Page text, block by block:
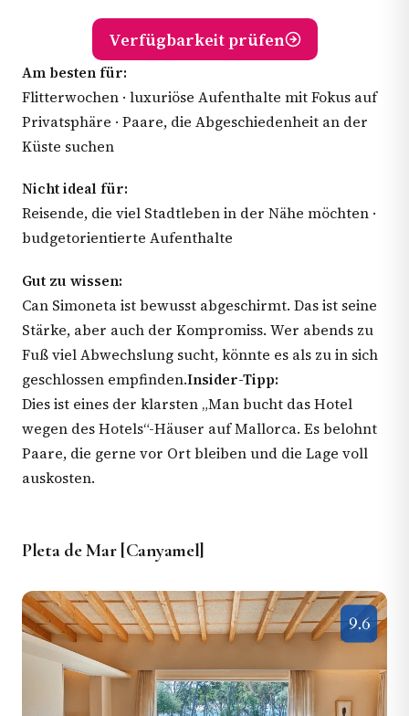
Verfügbarkeit prüfen
Am besten für:
Flitterwochen · luxuriöse Aufenthalte mit Fokus auf
Privatsphäre · Paare, die Abgeschiedenheit an der
Küste suchen
Nicht ideal für:
Reisende, die viel Stadtleben in der Nähe möchten ·
budgetorientierte Aufenthalte
Gut zu wissen:
Can Simoneta ist bewusst abgeschirmt. Das ist seine
Stärke, aber auch der Kompromiss. Wer abends zu
Fuß viel Abwechslung sucht, könnte es als zu in sich
geschlossen empfinden.Insider-Tipp:
Dies ist eines der klarsten „Man bucht das Hotel
wegen des Hotels“-Häuser auf Mallorca. Es belohnt
Paare, die gerne vor Ort bleiben und die Lage voll
auskosten.
Pleta de Mar [Canyamel]